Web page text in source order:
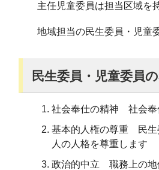
主任児童委員は担当区域を
地域担当の民生委員・児童
民生委員・児童委員
社会奉仕の精神 社会奉
基本的人権の尊重 民生
人の人格を尊重します
政治的中立 職務上の地